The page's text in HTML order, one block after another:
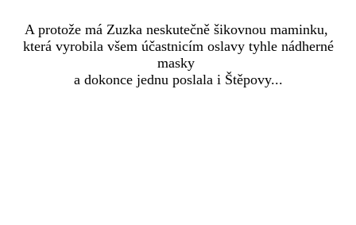
A protože má Zuzka neskutečně šikovnou maminku,
která vyrobila všem účastnicím oslavy tyhle nádherné
masky
a dokonce jednu poslala i Štěpovy...